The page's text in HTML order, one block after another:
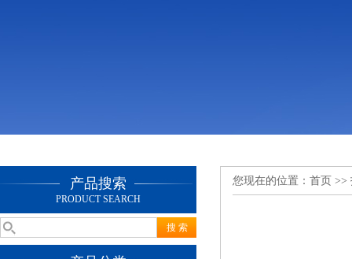
产品搜索
PRODUCT SEARCH
您现在的位置： 首页 >>